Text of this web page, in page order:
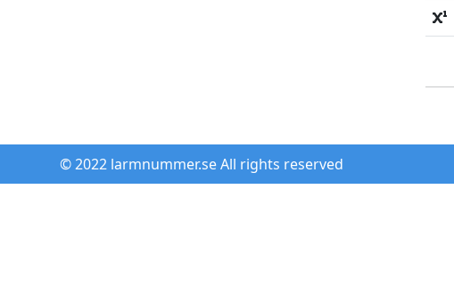
© 2022 larmnummer.se All rights reserved